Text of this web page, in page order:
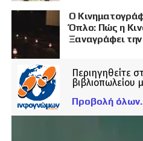
Ο
Όπλο: Πώς η
Ξαναγράφει την
Περιηγηθείτε
βιβλιοπωλείου
Προβολή όλων